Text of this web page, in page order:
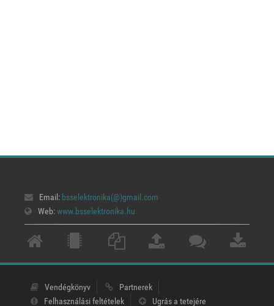
Email: bsselektronika(@)gmail.com
Web:www.bsselektronika.hu
Vendégkönyv
Partnerek
Felhasználási feltételek
Ugrás a tetejére